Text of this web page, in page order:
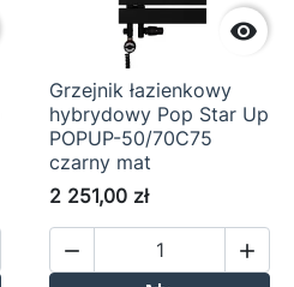

Grzejnik łazienkowy
hybrydowy Pop Star Up
POPUP-50/70C75
czarny mat
2 251,00 zł
 